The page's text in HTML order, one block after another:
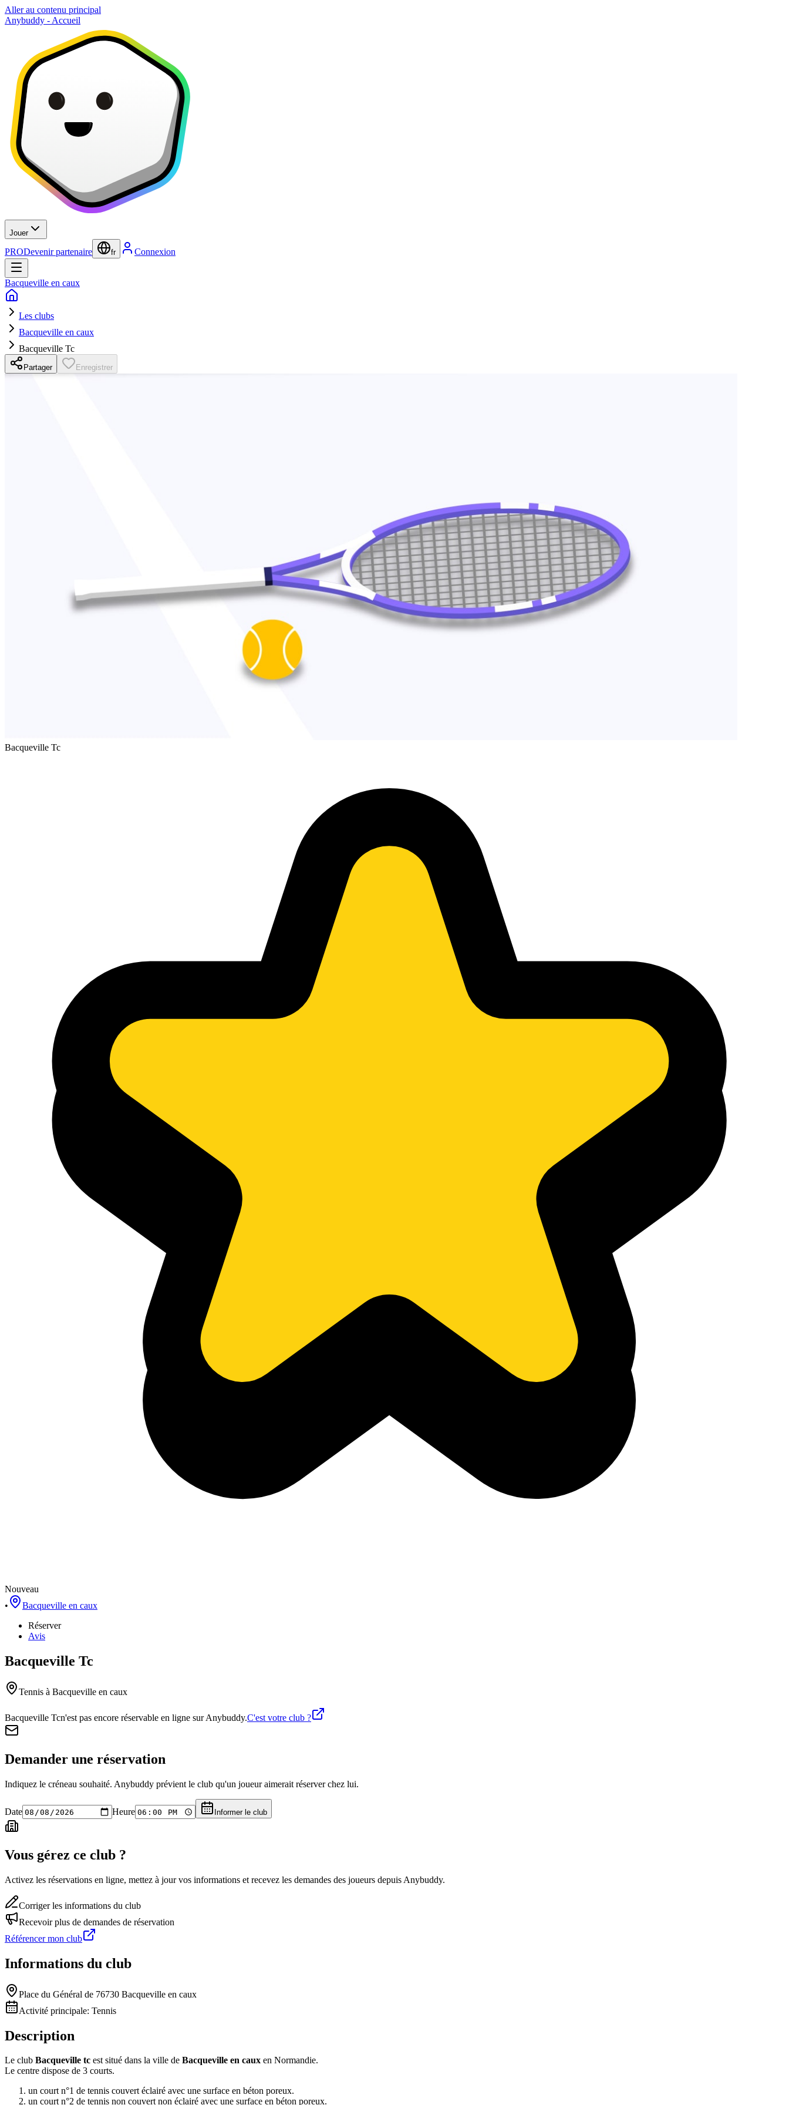
Aller au contenu principal
Anybuddy - Accueil
Jouer
PRODevenir partenaire fr Connexion
Bacqueville en caux
Les clubs
Bacqueville en caux
Bacqueville Tc
Partager Enregistrer
Bacqueville Tc
Nouveau
•
Bacqueville en caux
Réserver
Avis
Bacqueville Tc
Tennis à Bacqueville en caux
Bacqueville Tcn'est pas encore réservable en ligne sur Anybuddy.C'est votre club ?
Demander une réservation
Indiquez le créneau souhaité. Anybuddy prévient le club qu'un joueur aimerait réserver chez lui.
Date Heure Informer le club
Vous gérez ce club ?
Activez les réservations en ligne, mettez à jour vos informations et recevez les demandes des joueurs depuis Anybuddy.
Corriger les informations du club
Recevoir plus de demandes de réservation
Référencer mon club
Informations du club
Place du Général de 76730 Bacqueville en caux
Activité principale: Tennis
Description
Le club Bacqueville tc est situé dans la ville de Bacqueville en caux en Normandie.
Le centre dispose de 3 courts.
un court n°1 de tennis couvert éclairé avec une surface en béton poreux.
un court n°2 de tennis non couvert non éclairé avec une surface en béton poreux.